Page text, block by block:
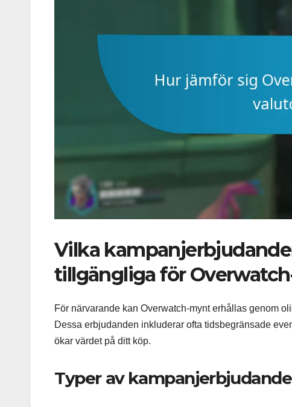
Vilka
tillgängliga för
För närvarande kan Overwatch-mynt erhållas genom
Dessa erbjudanden inkluderar ofta tidsbegränsade
ökar värdet på ditt köp.
Typer av